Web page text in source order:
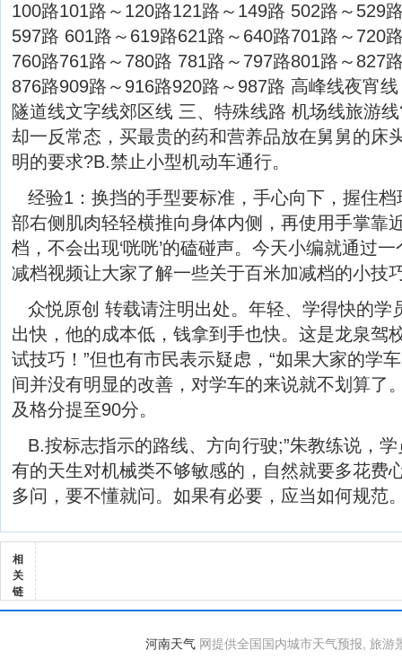
100路101路～120路121路～149路 502路～529
597路 601路～619路621路～640路701路～720
760路761路～780路 781路～797路801路～827
876路909路～916路920路～987路 高峰线夜宵
隧道线文字线郊区线 三、特殊线路 机场线旅游
却一反常态，买最贵的药和营养品放在舅舅的床
明的要求?B.禁止小型机动车通行。
经验1：换挡的手型要标准，手心向下，握住
部右侧肌肉轻轻横推向身体内侧，再使用手掌靠
档，不会出现‘咣咣’的磕碰声。今天小编就通过
减档视频让大家了解一些关于百米加减档的小技
众悦原创 转载请注明出处。年轻、学得快的学
出快，他的成本低，钱拿到手也快。这是龙泉驾
试技巧！”但也有市民表示疑虑，“如果大家的学
间并没有明显的改善，对学车的来说就不划算了
及格分提至90分。
B.按标志指示的路线、方向行驶;”朱教练说，
有的天生对机械类不够敏感的，自然就要多花费
多问，要不懂就问。如果有必要，应当如何规范
相
关
链
河南天气 网提供全国国内城市天气预报, 旅游